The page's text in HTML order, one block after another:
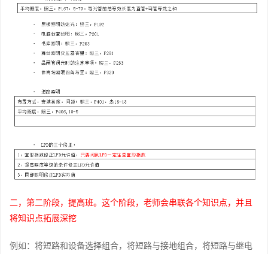
二，第二阶段，提高班。这个阶段，老师会串联各个知识点，并且
将知识点拓展深挖
例如：将短路和设备选择组合，将短路与接地组合，将短路与继电